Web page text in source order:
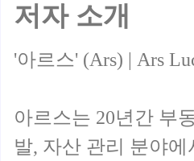
저자 소개
'아르스' (Ars) | Ars
아르스는 20년간 부
발, 자산 관리 분야